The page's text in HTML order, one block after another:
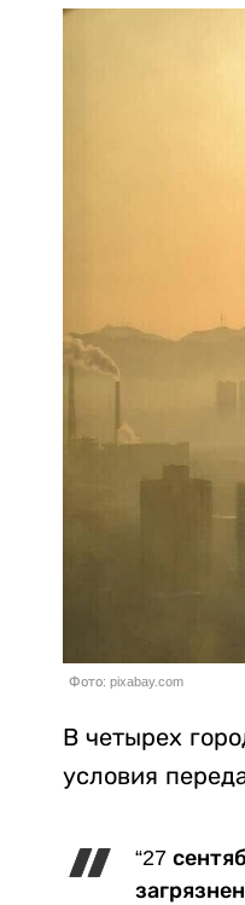
Фото: pixabay.com
В четырех
условия
“27